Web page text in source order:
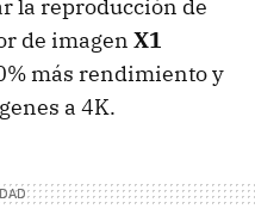
la reproducción de
de imagen X1
más rendimiento y
a 4K.